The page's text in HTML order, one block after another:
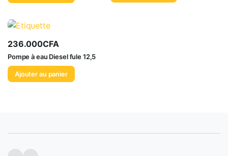
236.000CFA
Pompe à eau Diesel fule 12,5
Ajouter au panier